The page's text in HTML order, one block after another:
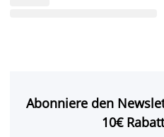
Abonniere den
10€